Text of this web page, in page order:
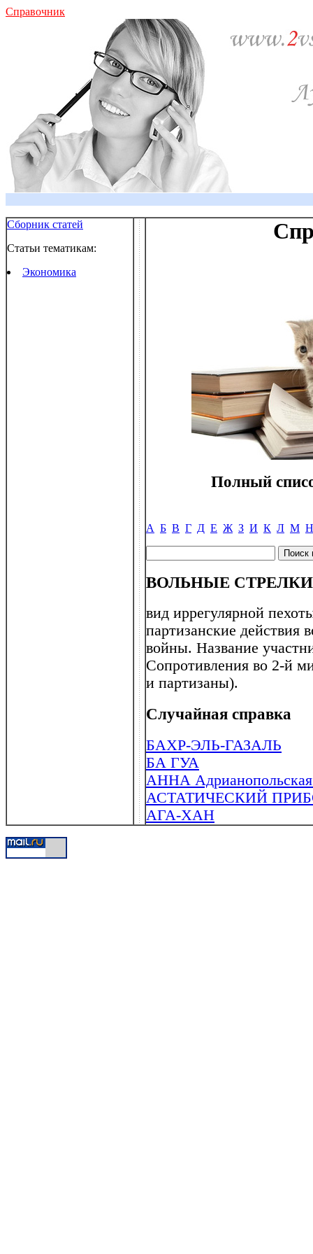
Справочник
Сборник статей
Статьи тематикам:
Экономика
Полный
А Б В Г Д Е Ж З И К Л М Н
ВОЛЬНЫЕ СТРЕЛКИ
вид иррегулярной
партизанские действия
войны. Название
Сопротивления во 2-й
и партизаны).
Случайная справка
БАХР-ЭЛЬ-ГАЗАЛЬ
БА ГУА
АННА
АСТАТИЧЕСКИЙ
АГА-ХАН